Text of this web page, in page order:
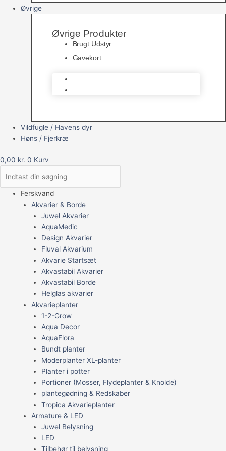
Øvrige
Øvrige Produkter
Brugt Udstyr
Gavekort
Vildfugle / Havens dyr
Høns / Fjerkræ
0,00 kr. 0 Kurv
Ferskvand
Akvarier & Borde
Juwel Akvarier
AquaMedic
Design Akvarier
Fluval Akvarium
Akvarie Startsæt
Akvastabil Akvarier
Akvastabil Borde
Helglas akvarier
Akvarieplanter
1-2-Grow
Aqua Decor
AquaFlora
Bundt planter
Moderplanter XL-planter
Planter i potter
Portioner (Mosser, Flydeplanter & Knolde)
plantegødning & Redskaber
Tropica Akvarieplanter
Armature & LED
Juwel Belysning
LED
Tilbehør til belysning